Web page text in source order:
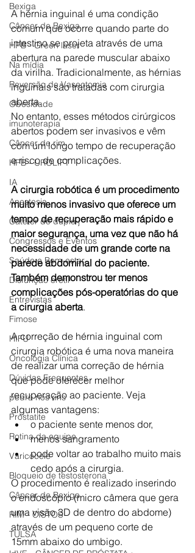
Bexiga
Câncer de Bexiga
HPB - Green laser
Na mídia
Reversão de Vasectomia
Obesidade
imunoterapia
Câncer de rim
HPB - UROLIFT
IA
Anestesia
Cateter de duplo j
Congressos e Eventos
Saúde e Bem-estar
Disfunção erétil
Entrevistas
Fimose
HIFU
Oncologia Clínica
Dúvidas Frequentes
pedra nos rins
Prostatite
Rotina da equipe
Varicocele
Bloqueio de testosterona
Câncer de Bexiga
RIM - CISTOS
TULSA
A hérnia inguinal é uma condição
comum que ocorre quando parte do
intestino se projeta através de uma
abertura na parede muscular abaixo
da virilha. Tradicionalmente, as hérnias
inguinais são tratadas com cirurgia
aberta.
No entanto, esses métodos cirúrgicos
abertos podem ser invasivos e vêm
com um longo tempo de recuperação
e risco de complicações.
A cirurgia robótica é um procedimento
muito menos invasivo que oferece um
tempo de recuperação mais rápido e
maior segurança, uma vez que não há
necessidade de um grande corte na
parede abdominal do paciente.
Também demonstrou ter menos
complicações pós-operatórias do que
a cirurgia aberta.
A correção de hérnia inguinal com
cirurgia robótica é uma nova maneira
de realizar uma correção de hérnia
que pode oferecer melhor
recuperação ao paciente. Veja
algumas vantagens:
o paciente sente menos dor,
menos sangramento
pode voltar ao trabalho muito mais
cedo após a cirurgia.
O procedimento é realizado inserindo
o endoscópio (micro câmera que gera
uma visão 3D de dentro do abdome)
através de um pequeno corte de
15mm abaixo do umbigo.